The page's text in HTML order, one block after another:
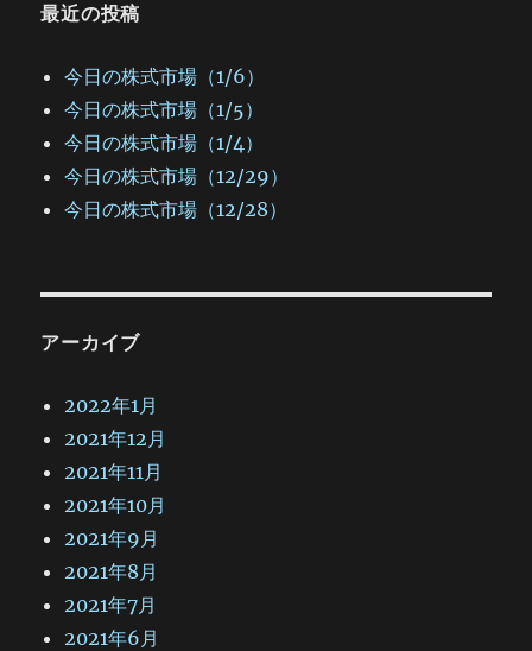
最近の投稿
今日の株式市場（1/6）
今日の株式市場（1/5）
今日の株式市場（1/4）
今日の株式市場（12/29）
今日の株式市場（12/28）
アーカイブ
2022年1月
2021年12月
2021年11月
2021年10月
2021年9月
2021年8月
2021年7月
2021年6月